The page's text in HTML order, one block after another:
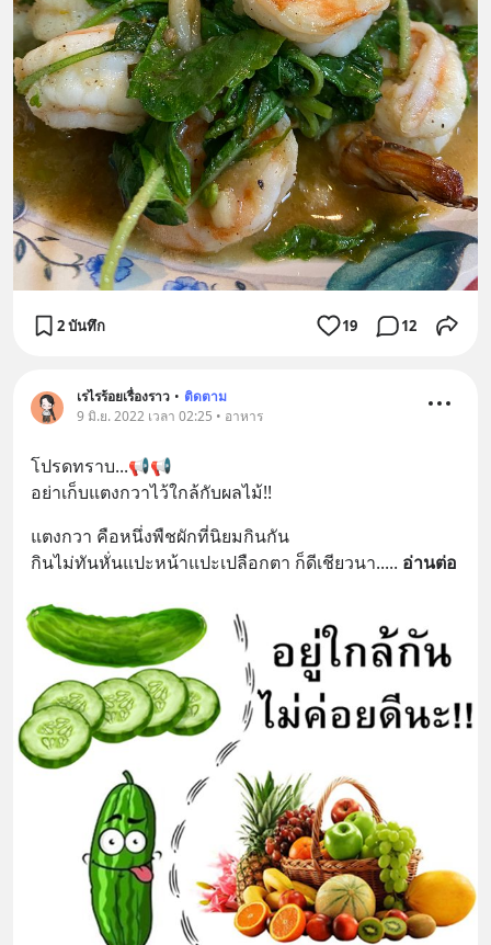
2 บันทึก 19 12
เรไรร้อยเรื่องราว • ติดตาม
9 มิ.ย. 2022 เวลา 02:25 • อาหาร
โปรดทราบ...📢📢
อย่าเก็บแตงกวาไว้ใกล้กับผลไม้!!
แตงกวา คือหนึ่งพืชผักที่นิยมกินกัน
กินไม่ทันหั่นแปะหน้าแปะเปลือกตา ก็ดีเชียวนา..... อ่านต่อ